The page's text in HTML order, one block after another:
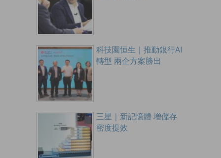
科技園恒生｜推動銀行AI
轉型 兩企方案勝出
三星｜新記憶體 增儲存
密度提效